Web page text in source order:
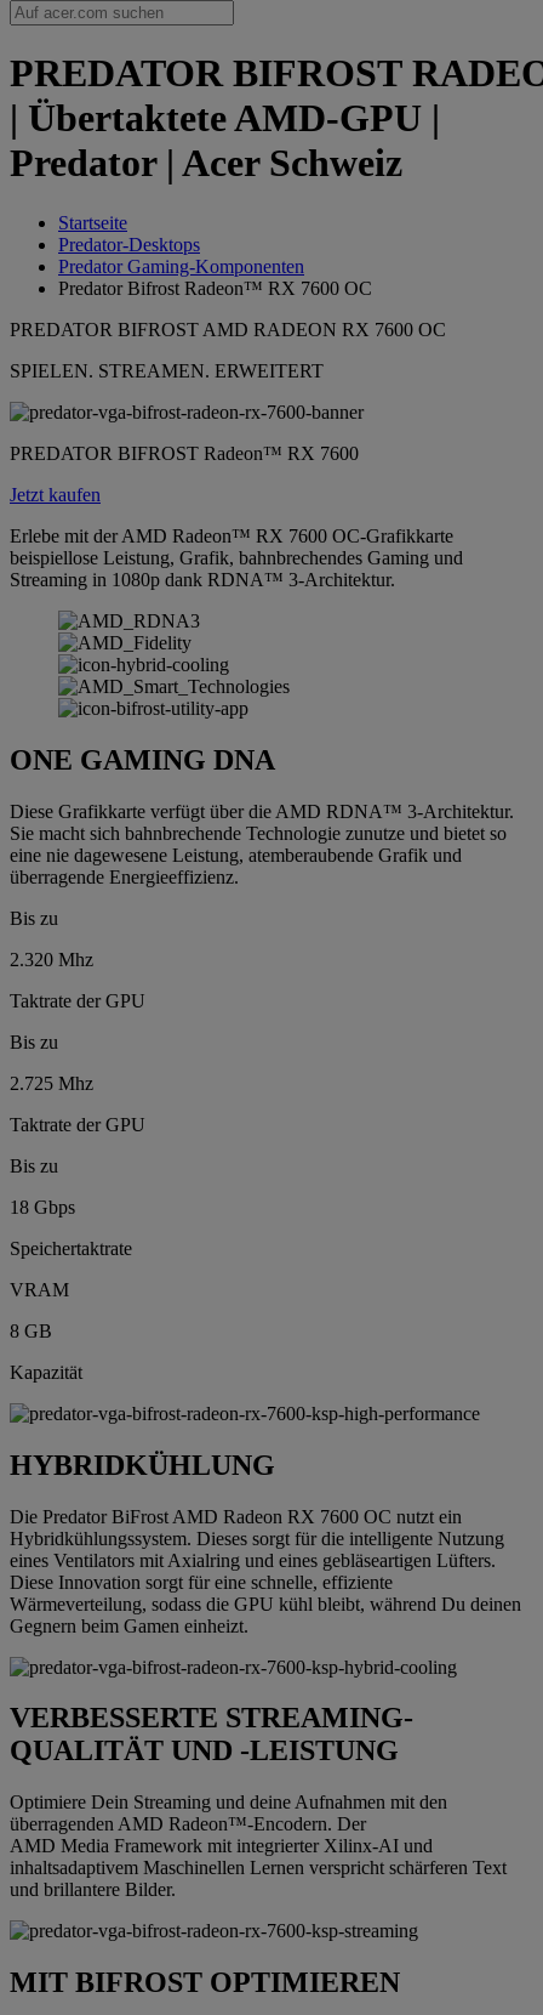
PREDATOR BIFROST
| Übertaktete AMD-GPU |
Predator | Acer Schweiz
Startseite
Predator-Desktops
Predator Gaming-Komponenten
Predator Bifrost Radeon™ RX 7600 OC
PREDATOR BIFROST AMD RADEON RX 7600 OC
SPIELEN. STREAMEN. ERWEITERT
PREDATOR BIFROST Radeon™ RX 7600
Jetzt kaufen
Erlebe mit der AMD Radeon™ RX 7600 OC-Grafikkarte
beispiellose Leistung, Grafik, bahnbrechendes Gaming und
Streaming in 1080p dank RDNA™ 3-Architektur.
ONE GAMING DNA
Diese Grafikkarte verfügt über die AMD RDNA™ 3-Architektur.
Sie macht sich bahnbrechende Technologie zunutze und bietet so
eine nie dagewesene Leistung, atemberaubende Grafik und
überragende Energieeffizienz.
Bis zu
2.320 Mhz
Taktrate der GPU
Bis zu
2.725 Mhz
Taktrate der GPU
Bis zu
18 Gbps
Speichertaktrate
VRAM
8 GB
Kapazität
HYBRIDKÜHLUNG
Die Predator BiFrost AMD Radeon RX 7600 OC nutzt ein
Hybridkühlungssystem. Dieses sorgt für die intelligente Nutzung
eines Ventilators mit Axialring und eines gebläseartigen Lüfters.
Diese Innovation sorgt für eine schnelle, effiziente
Wärmeverteilung, sodass die GPU kühl bleibt, während Du deinen
Gegnern beim Gamen einheizt.
VERBESSERTE STREAMING-
QUALITÄT UND -LEISTUNG
Optimiere Dein Streaming und deine Aufnahmen mit den
überragenden AMD Radeon™-Encodern. Der
AMD Media Framework mit integrierter Xilinx-AI und
inhaltsadaptivem Maschinellen Lernen verspricht schärferen Text
und brillantere Bilder.
MIT BIFROST OPTIMIEREN